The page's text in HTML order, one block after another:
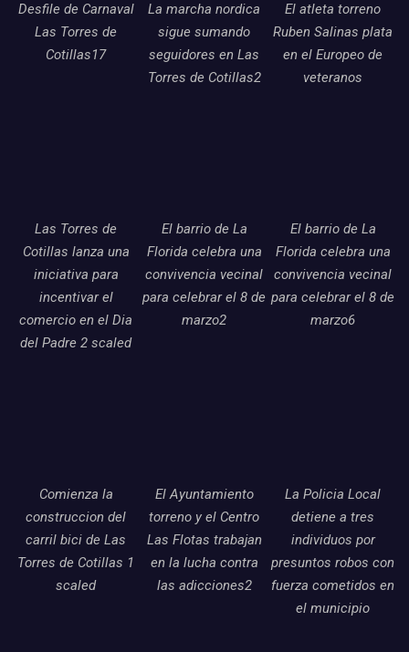
Desfile de Carnaval
Las Torres de
Cotillas17
La marcha nordica
sigue sumando
seguidores en Las
Torres de Cotillas2
El atleta torreno
Ruben Salinas plata
en el Europeo de
veteranos
Las Torres de
Cotillas lanza una
iniciativa para
incentivar el
comercio en el Dia
del Padre 2 scaled
El barrio de La
Florida celebra una
convivencia vecinal
para celebrar el 8 de
marzo2
El barrio de La
Florida celebra una
convivencia vecinal
para celebrar el 8 de
marzo6
Comienza la
construccion del
carril bici de Las
Torres de Cotillas 1
scaled
El Ayuntamiento
torreno y el Centro
Las Flotas trabajan
en la lucha contra
las adicciones2
La Policia Local
detiene a tres
individuos por
presuntos robos con
fuerza cometidos en
el municipio